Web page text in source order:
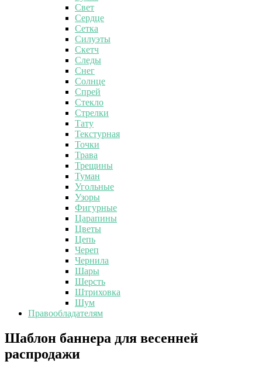
Свет
Сердце
Сетка
Силуэты
Скетч
Следы
Снег
Солнце
Спрей
Стекло
Стрелки
Тату
Текстурная
Точки
Трава
Трещины
Туман
Угольные
Узоры
Фигурные
Царапины
Цветы
Цепь
Череп
Чернила
Шары
Шерсть
Штриховка
Шум
Правообладателям
Шаблон
баннера
для
Шаблон баннера для весенней
распродажи